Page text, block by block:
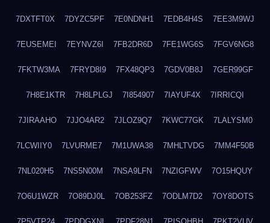
7DXTFT0X 7DYZC5PF 7E0NDNH1 7EDB4H4S 7EE3M9WJ
7EUSEMEI 7EYNVZ6I 7FB2DR6D 7FE1WG6S 7FGV6NG8
7FKTW3MA 7FRYD8I9 7FX48QP3 7GDV0B8J 7GER99GF
7H8E1KTR 7H8LPLGJ 7I854907 7IAYUF4X 7IRRICQI
7JIRAAHO 7JJO4AR2 7JLOZ9Q7 7KWC77GK 7LALYSM0
7LCWIIY0 7LVURME7 7M1UWA38 7MHLTVDG 7MM4F50B
7NL020H5 7NS5N00M 7NSA9LFN 7NZIGFWV 7O15HQUY
7O6U1WZR 7O89DJ0L 7OB253FZ 7ODLM7D2 7OY8DOTS